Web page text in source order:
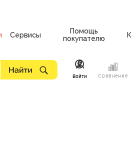
Сервисы
Помощь
покупателю
Войти Сравнение